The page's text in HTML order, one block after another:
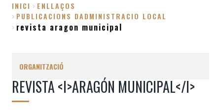
Fil
d'Ariadna
INICI
ENLLAÇOS
PUBLICACIONS DADMINISTRACIO LOCAL
revista aragon municipal
ORGANITZACIÓ
REVISTA <I>ARAGÓN MUNICIPAL</I>